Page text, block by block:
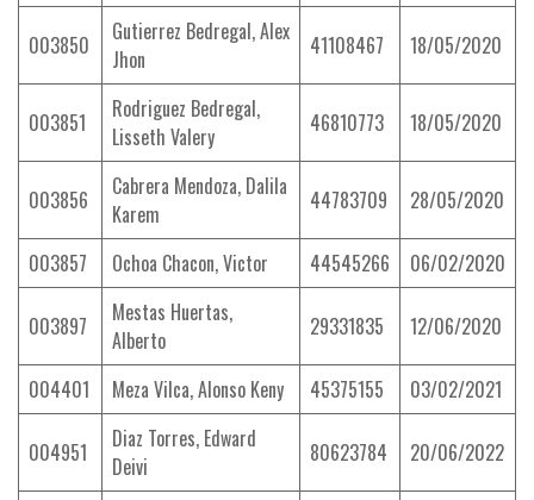
003850
Gutierrez Bedregal, Alex
Jhon
41108467 18/05/2020
003851
Rodriguez Bedregal,
Lisseth Valery
46810773 18/05/2020
003856
Cabrera Mendoza, Dalila
Karem
44783709 28/05/2020
003857 Ochoa Chacon, Victor 44545266 06/02/2020
003897
Mestas Huertas,
Alberto
29331835 12/06/2020
004401 Meza Vilca, Alonso Keny 45375155 03/02/2021
004951
Diaz Torres, Edward
Deivi
80623784 20/06/2022